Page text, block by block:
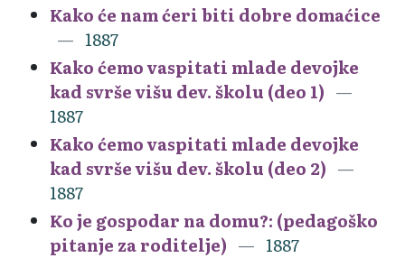
Kako će nam ćeri biti dobre domaćice
1887
Kako ćemo vaspitati mlade devojke
kad svrše višu dev. školu (deo 1)
1887
Kako ćemo vaspitati mlade devojke
kad svrše višu dev. školu (deo 2)
1887
Ko je gospodar na domu?: (pedagoško
pitanje za roditelje)
1887